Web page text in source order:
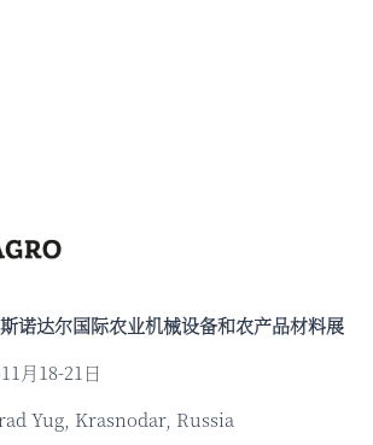
诺达尔国际农业机械设备和农产品材料展
月18-21日
Yug, Krasnodar, Russia